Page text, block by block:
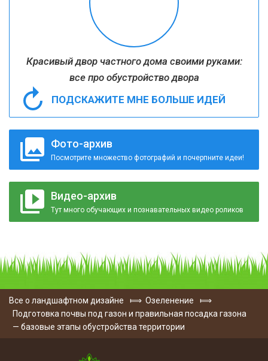
Красивый двор частного дома своими руками:
все про обустройство двора
ПОДСКАЖИТЕ МНЕ БОЛЬШЕ ИДЕЙ
Фото-архив
Посмотрите множество фотографий и почерпните идеи!
Видео-архив
Тут много обучающих и познавательных видео роликов
Все о ландшафтном дизайне ⟾ Озеленение
⟾
Подготовка почвы под газон и правильная посадка газона
— базовые этапы обустройства территории